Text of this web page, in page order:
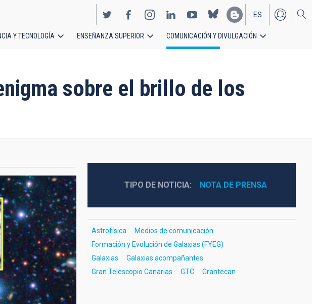
EN
ES
Y TECNOLOGÍA ENSEÑANZA SUPERIOR COMUNICACIÓN Y DIVULGACIÓN
sobre el brillo de los
TIPO DE NOTICIA NOTA DE PRENSA
Astrofísica
Medios de comunicación
Formación y Evolución de Galaxias (FYEG)
Galaxias
Galaxias acompañantes
Gran Telescopio Canarias
GTC Grantecan